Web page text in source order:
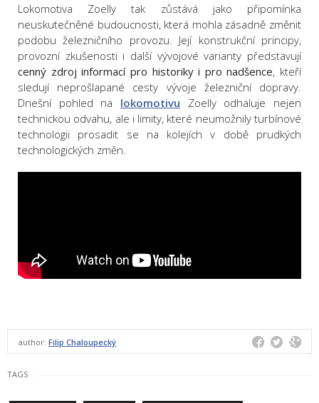
Lokomotiva Zoelly tak zůstává jako připomínka
neuskutečněné budoucnosti, která mohla zásadně změnit
podobu železničního provozu. Její konstrukční principy,
provozní zkušenosti i další vývojové varianty představují
cenný zdroj informací pro historiky i pro nadšence, kteří
sledují neprošlapané cesty vývoje železniční dopravy.
Dnešní pohled na lokomotivu Zoelly odhaluje nejen
technickou odvahu, ale i limity, které neumožnily turbínové
technologii prosadit se na kolejích v době prudkých
technologických změn.
author: Filip Chaloupecký
TAGS